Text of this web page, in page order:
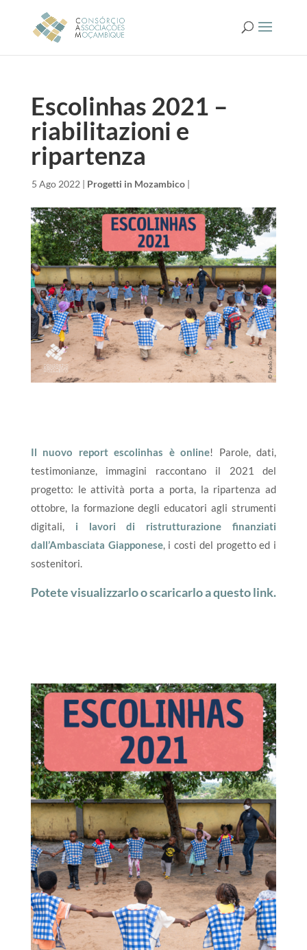
Escolinhas 2021 –
riabilitazioni e
ripartenza
5 Ago 2022 | Progetti in Mozambico|
Il nuovo report escolinhas è online! Parole, dati,
testimonianze, immagini raccontano il 2021 del
progetto: le attività porta a porta, la ripartenza ad
ottobre, la formazione degli educatori agli strumenti
digitali,
i lavori di ristrutturazione finanziati
dall’Ambasciata Giapponese, i costi del progetto ed i
sostenitori.
Potete visualizzarlo o scaricarlo a questo link.